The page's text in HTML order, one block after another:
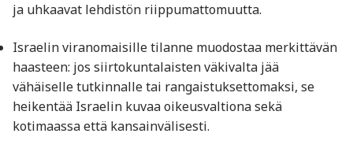
ja uhkaavat lehdistön riippumattomuutta.
Israelin viranomaisille tilanne muodostaa merkittävän
haasteen: jos siirtokuntalaisten väkivalta jää
vähäiselle tutkinnalle tai rangaistuksettomaksi, se
heikentää Israelin kuvaa oikeusvaltiona sekä
kotimaassa että kansainvälisesti.